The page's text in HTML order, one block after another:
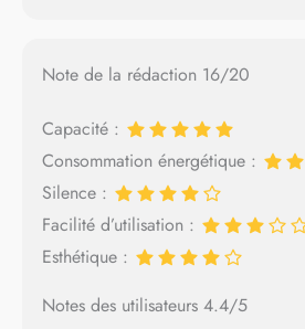
Note de la rédaction 16/20
Capacité :
Consommation énergétique :
Silence :
Facilité d’utilisation :
Esthétique :
Notes des utilisateurs 4.4/5